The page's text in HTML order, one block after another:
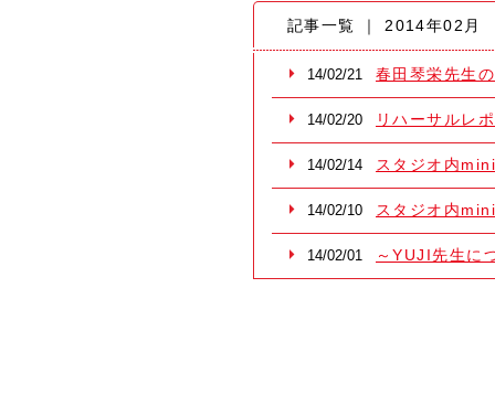
記事一覧 ｜ 2014年02月
14/02/21 春田琴栄先生
14/02/20 リハーサルレ
14/02/14 スタジオ内
14/02/10 スタジオ内
14/02/01 ～YUJI先生に